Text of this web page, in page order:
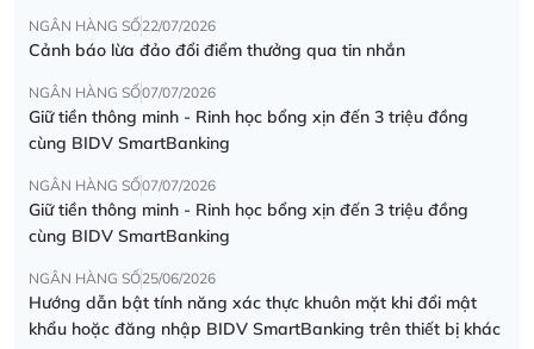
NGÂN HÀNG SỐ22/07/2026
Cảnh báo lừa đảo đổi điểm thưởng qua tin nhắn
NGÂN HÀNG SỐ07/07/2026
Giữ tiền thông minh - Rinh học bổng xịn đến 3 triệu đồng
cùng BIDV SmartBanking
NGÂN HÀNG SỐ07/07/2026
Giữ tiền thông minh - Rinh học bổng xịn đến 3 triệu đồng
cùng BIDV SmartBanking
NGÂN HÀNG SỐ25/06/2026
Hướng dẫn bật tính năng xác thực khuôn mặt khi đổi mật
khẩu hoặc đăng nhập BIDV SmartBanking trên thiết bị khác